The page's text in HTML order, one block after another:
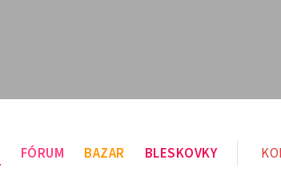
FÓRUM BAZAR BLESKOVKY